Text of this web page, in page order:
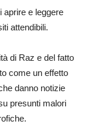
aprire e leggere
attendibili.
di Raz e del fatto
come un effetto
danno notizie
presunti malori